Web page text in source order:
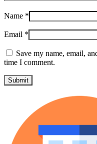
Name *
Email *
Save my name, email,
time I comment.